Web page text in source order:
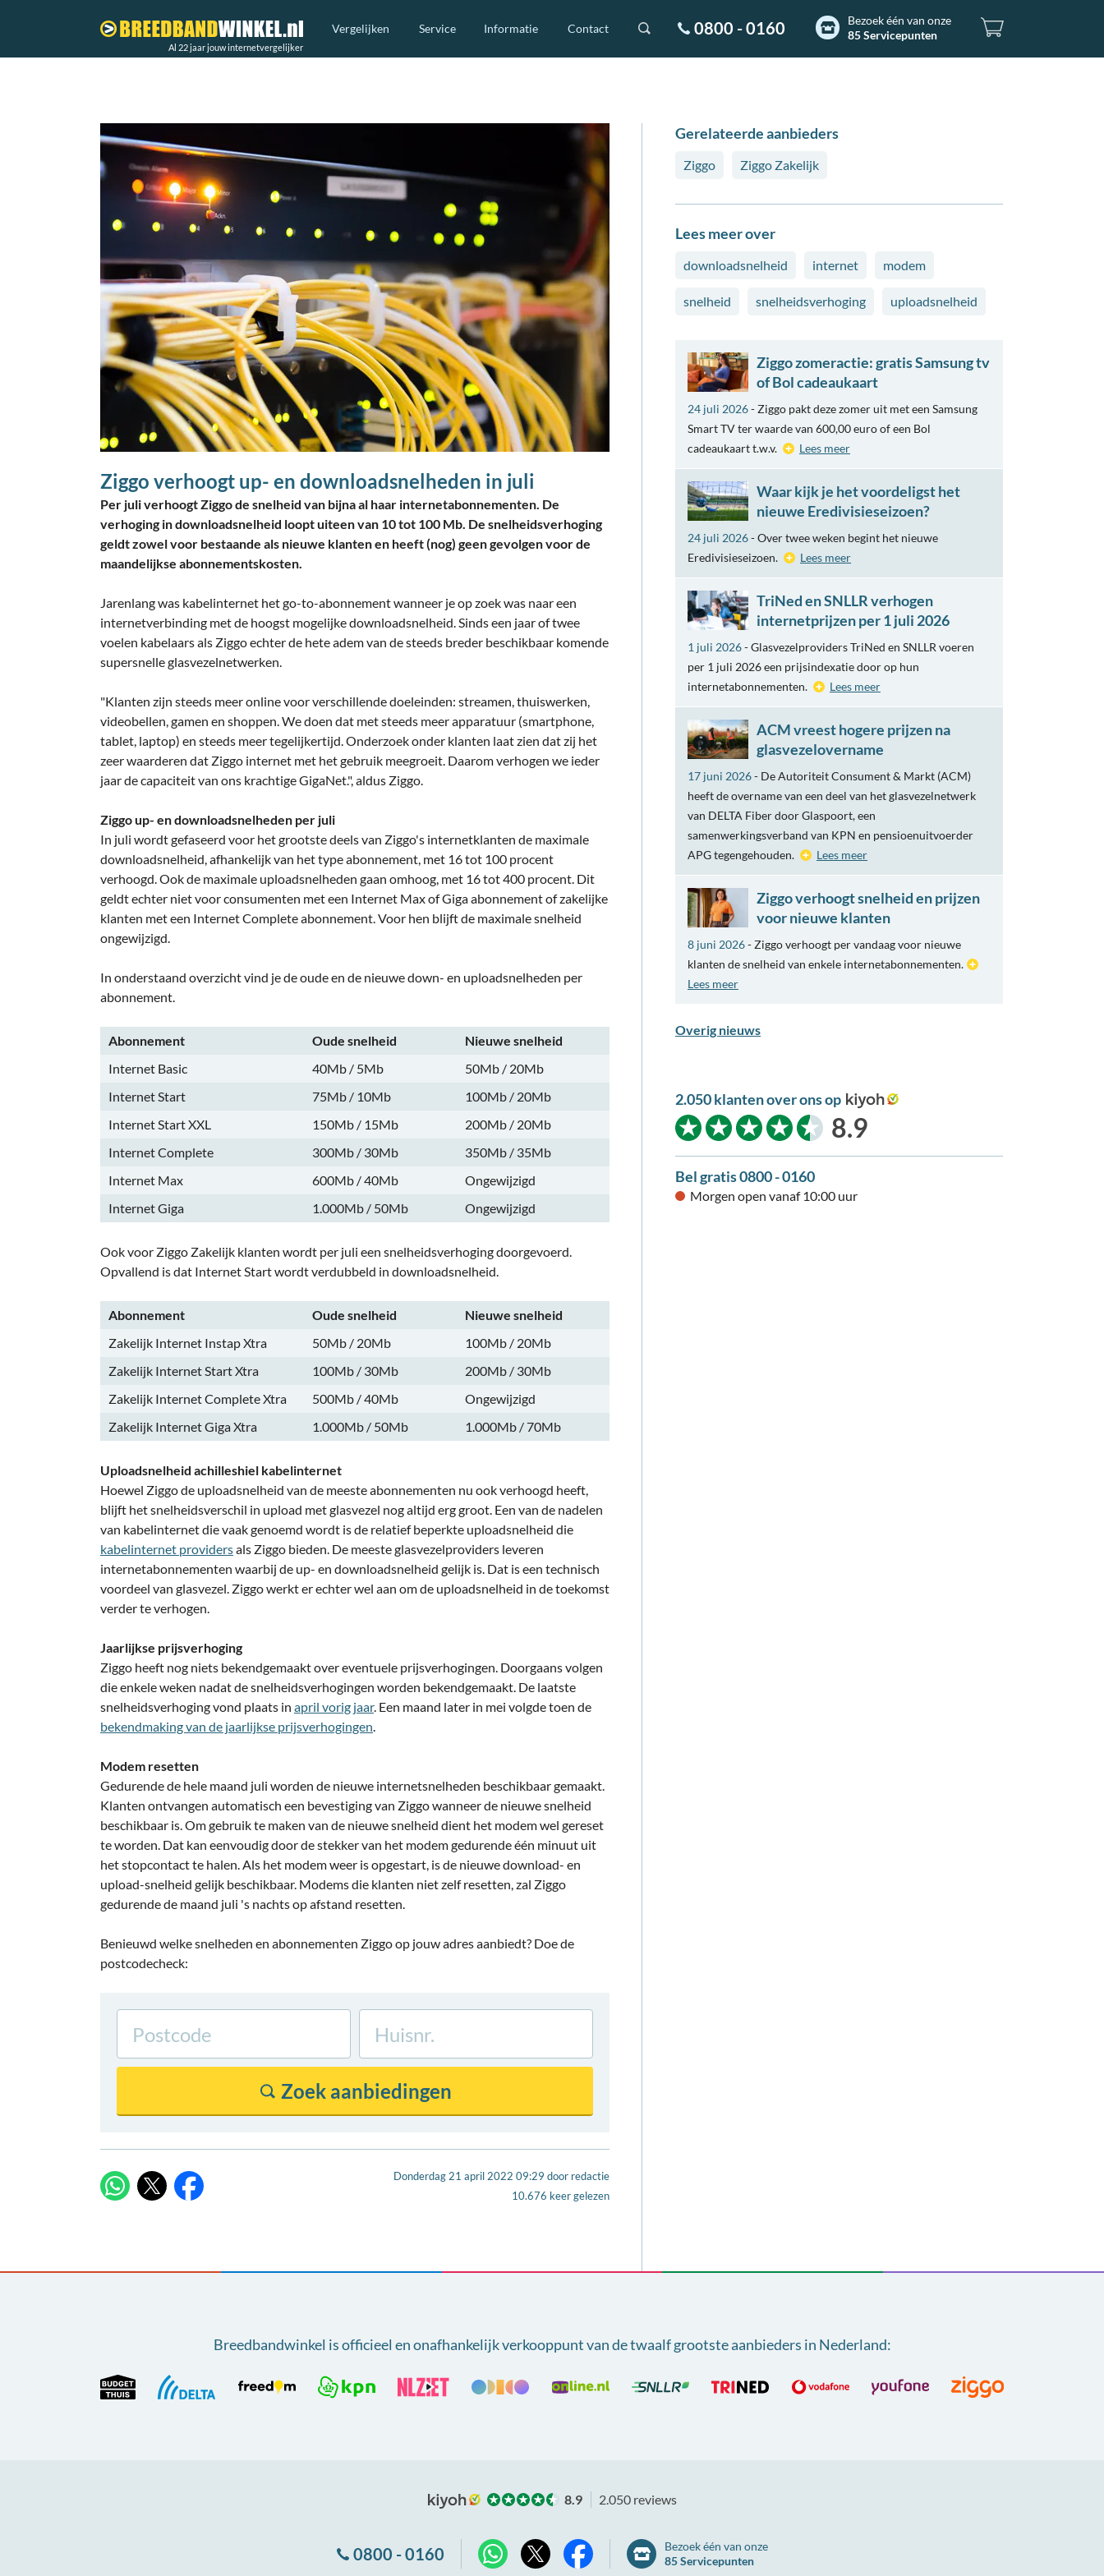
Al 22 jaar jouw internetvergelijker
Vergelijken Service Informatie Contact 0800 - 0160
Bezoek één van onze
85 Servicepunten
Ziggo verhoogt up- en downloadsnelheden in juli
Per juli verhoogt Ziggo de snelheid van bijna al haar internetabonnementen. De
verhoging in downloadsnelheid loopt uiteen van 10 tot 100 Mb. De snelheidsverhoging
geldt zowel voor bestaande als nieuwe klanten en heeft (nog) geen gevolgen voor de
maandelijkse abonnementskosten.
Jarenlang was kabelinternet het go-to-abonnement wanneer je op zoek was naar een
internetverbinding met de hoogst mogelijke downloadsnelheid. Sinds een jaar of twee
voelen kabelaars als Ziggo echter de hete adem van de steeds breder beschikbaar komende
supersnelle glasvezelnetwerken.
"Klanten zijn steeds meer online voor verschillende doeleinden: streamen, thuiswerken,
videobellen, gamen en shoppen. We doen dat met steeds meer apparatuur (smartphone,
tablet, laptop) en steeds meer tegelijkertijd. Onderzoek onder klanten laat zien dat zij het
zeer waarderen dat Ziggo internet met het gebruik meegroeit. Daarom verhogen we ieder
jaar de capaciteit van ons krachtige GigaNet.", aldus Ziggo.
Ziggo up- en downloadsnelheden per juli
In juli wordt gefaseerd voor het grootste deels van Ziggo's internetklanten de maximale
downloadsnelheid, afhankelijk van het type abonnement, met 16 tot 100 procent
verhoogd. Ook de maximale uploadsnelheden gaan omhoog, met 16 tot 400 procent. Dit
geldt echter niet voor consumenten met een Internet Max of Giga abonnement of zakelijke
klanten met een Internet Complete abonnement. Voor hen blijft de maximale snelheid
ongewijzigd.
In onderstaand overzicht vind je de oude en de nieuwe down- en uploadsnelheden per
abonnement.
Abonnement Oude snelheid
Nieuwe snelheid
Internet Basic
40Mb / 5Mb
50Mb / 20Mb
Internet Start
75Mb / 10Mb
100Mb / 20Mb
Internet Start XXL
150Mb / 15Mb
200Mb / 20Mb
Internet Complete
300Mb / 30Mb
350Mb / 35Mb
Internet Max
600Mb / 40Mb
Ongewijzigd
Internet Giga
1.000Mb / 50Mb Ongewijzigd
Ook voor Ziggo Zakelijk klanten wordt per juli een snelheidsverhoging doorgevoerd.
Opvallend is dat Internet Start wordt verdubbeld in downloadsnelheid.
Abonnement Oude snelheid
Nieuwe snelheid
Zakelijk Internet Instap Xtra
50Mb / 20Mb
100Mb / 20Mb
Zakelijk Internet Start Xtra
100Mb / 30Mb
200Mb / 30Mb
Zakelijk Internet Complete Xtra
500Mb / 40Mb
Ongewijzigd
Zakelijk Internet Giga Xtra
1.000Mb / 50Mb 1.000Mb / 70Mb
Uploadsnelheid achilleshiel kabelinternet
Hoewel Ziggo de uploadsnelheid van de meeste abonnementen nu ook verhoogd heeft,
blijft het snelheidsverschil in upload met glasvezel nog altijd erg groot. Een van de nadelen
van kabelinternet die vaak genoemd wordt is de relatief beperkte uploadsnelheid die
kabelinternet providersals Ziggo bieden. De meeste glasvezelproviders leveren
internetabonnementen waarbij de up- en downloadsnelheid gelijk is. Dat is een technisch
voordeel van glasvezel. Ziggo werkt er echter wel aan om de uploadsnelheid in de toekomst
verder te verhogen.
Jaarlijkse prijsverhoging
Ziggo heeft nog niets bekendgemaakt over eventuele prijsverhogingen. Doorgaans volgen
die enkele weken nadat de snelheidsverhogingen worden bekendgemaakt. De laatste
snelheidsverhoging vond plaats in april vorig jaar. Een maand later in mei volgde toen de
bekendmaking van de jaarlijkse prijsverhogingen.
Modem resetten
Gedurende de hele maand juli worden de nieuwe internetsnelheden beschikbaar gemaakt.
Klanten ontvangen automatisch een bevestiging van Ziggo wanneer de nieuwe snelheid
beschikbaar is. Om gebruik te maken van de nieuwe snelheid dient het modem wel gereset
te worden. Dat kan eenvoudig door de stekker van het modem gedurende één minuut uit
het stopcontact te halen. Als het modem weer is opgestart, is de nieuwe download- en
upload-snelheid gelijk beschikbaar. Modems die klanten niet zelf resetten, zal Ziggo
gedurende de maand juli 's nachts op afstand resetten.
Benieuwd welke snelheden en abonnementen Ziggo op jouw adres aanbiedt? Doe de
postcodecheck:
Donderdag 21 april 2022 09:29 door redactie
10.676 keer gelezen
Gerelateerde aanbieders
Ziggo Ziggo Zakelijk
Lees meer over
downloadsnelheid internet modem
snelheid snelheidsverhoging uploadsnelheid
Ziggo zomeractie: gratis Samsung tv
of Bol cadeaukaart
24 juli 2026- Ziggo pakt deze zomer uit met een Samsung
Smart TV ter waarde van 600,00 euro of een Bol
cadeaukaart t.w.v.
Lees meer
Waar kijk je het voordeligst het
nieuwe Eredivisieseizoen?
24 juli 2026- Over twee weken begint het nieuwe
Eredivisieseizoen.
Lees meer
TriNed en SNLLR verhogen
internetprijzen per 1 juli 2026
1 juli 2026- Glasvezelproviders TriNed en SNLLR voeren
per 1 juli 2026 een prijsindexatie door op hun
internetabonnementen.
Lees meer
ACM vreest hogere prijzen na
glasvezelovername
17 juni 2026- De Autoriteit Consument & Markt (ACM)
heeft de overname van een deel van het glasvezelnetwerk
van DELTA Fiber door Glaspoort, een
samenwerkingsverband van KPN en pensioenuitvoerder
APG tegengehouden.
Lees meer
Ziggo verhoogt snelheid en prijzen
voor nieuwe klanten
8 juni 2026- Ziggo verhoogt per vandaag voor nieuwe
klanten de snelheid van enkele internetabonnementen.
Lees meer
Overig nieuws
2.050 klanten over ons op
kiyoh
8.9
Bel gratis 0800 - 0160
Morgen open vanaf 10:00 uur
Breedbandwinkel is officieel en onafhankelijk verkooppunt vande twaalf grootste aanbieders in Nederland:
8.9 2.050 reviews
0800 - 0160
Bezoek één van onze
85 Servicepunten